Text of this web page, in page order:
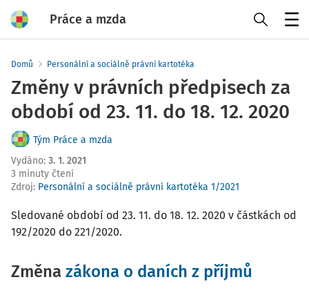
Práce a mzda
Domů Personální a sociálně právní kartotéka
Změny v právních předpisech za
období od 23. 11. do 18. 12. 2020
Tým Práce a mzda
Vydáno: 3. 1. 2021
3 minuty čtení
Zdroj: Personální a sociálně právní kartotéka 1/2021
Sledované období od 23. 11. do 18. 12. 2020 v částkách od
192/2020 do 221/2020.
Změna zákona o daních z příjmů